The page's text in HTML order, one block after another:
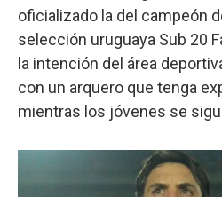
oficializado la del campeón
selección uruguaya Sub 20
la intención del área
con un arquero que tenga
mientras los jóvenes se